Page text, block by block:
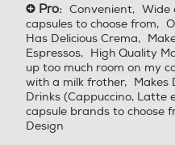
Altre funzioni
Tecnologia esclusiva di
roteare la capsula 7.000
caffè con la forza
estrazione capsule: non
settaggio, la macchina
capsula grazie a un
Pressino caffè incorporato
Raccogli gocce
+ Pro: Convenient, Wide
capsules to choose from,
Has Delicious Crema,
Espressos, High Quality
up too much room on my
with a milk frother, Makes
Drinks (Cappuccino, Latte
capsule brands to choose
Design